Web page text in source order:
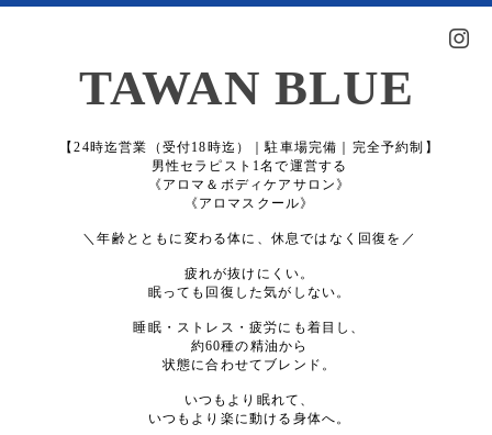
TAWAN BLUE
【24時迄営業（受付18時迄）｜駐車場完備｜完全予約制】
男性セラピスト1名で運営する
《アロマ＆ボディケアサロン》
《アロマスクール》
＼年齢とともに変わる体に、休息ではなく回復を／
疲れが抜けにくい。
眠っても回復した気がしない。
睡眠・ストレス・疲労にも着目し、
約60種の精油から
状態に合わせてブレンド。
いつもより眠れて、
いつもより楽に動ける身体へ。